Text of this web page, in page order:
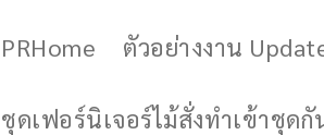
PRHome ตัวอย่างงาน
ชุดเฟอร์นิเจอร์ไม้สั่งทำเข้าชุดกั